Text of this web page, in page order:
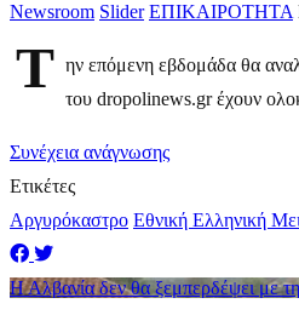
Newsroom Slider ΕΠΙΚΑΙΡΟΤΗΤΑ
Τ ην επόμενη εβδομάδα θα
του dropolinews.gr έχουν
Συνέχεια ανάγνωσης
Ετικέτες
Αργυρόκαστρο Εθνική Ελληνική
Η Αλβανία δεν θα ξεμπερδέψει με